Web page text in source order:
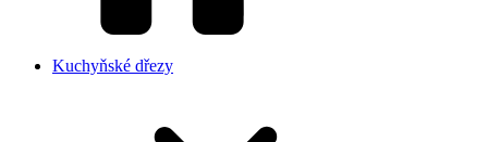
Kuchyňské dřezy